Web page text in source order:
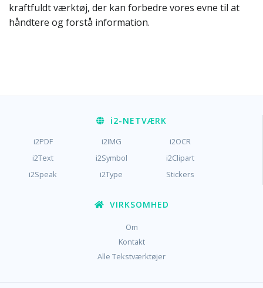
kraftfuldt værktøj, der kan forbedre vores evne til at
håndtere og forstå information.
i2-NETVÆRK
i2PDF i2IMG
i2OCR
i2Text
i2Symbol
i2Clipart
i2Speak
i2Type Stickers
VIRKSOMHED
Om
Kontakt
Alle Tekstværktøjer